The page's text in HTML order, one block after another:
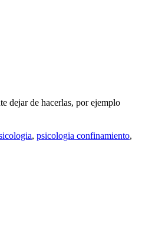
dejar de hacerlas, por ejemplo
, psicologia confinamiento,